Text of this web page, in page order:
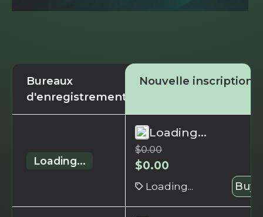
Bureaux
d'enregistrement
Nouvelle inscription
Loading...
Loading...
$0.00
$0.00
Loading... Buy